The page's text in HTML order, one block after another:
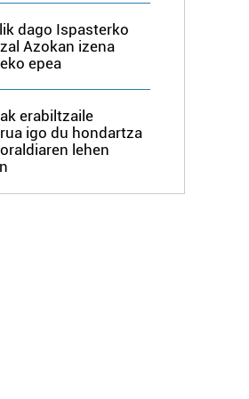
dago Ispasterko
Azokan izena
epea
erabiltzaile
igo du hondartza
lehen